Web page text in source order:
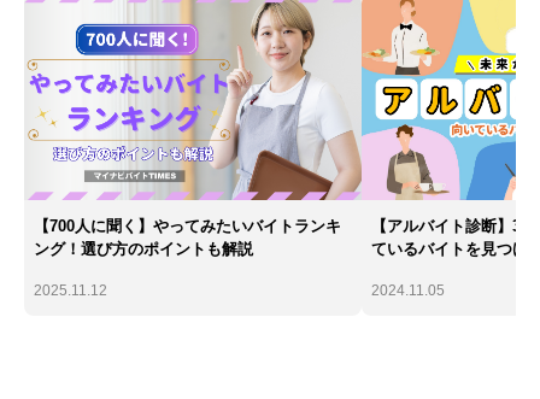
【700人に聞く】やってみたいバイトランキ
ング！選び方のポイントも解説
2025.11.12
【アルバイト診断】
ているバイトを見つけ
2024.11.05